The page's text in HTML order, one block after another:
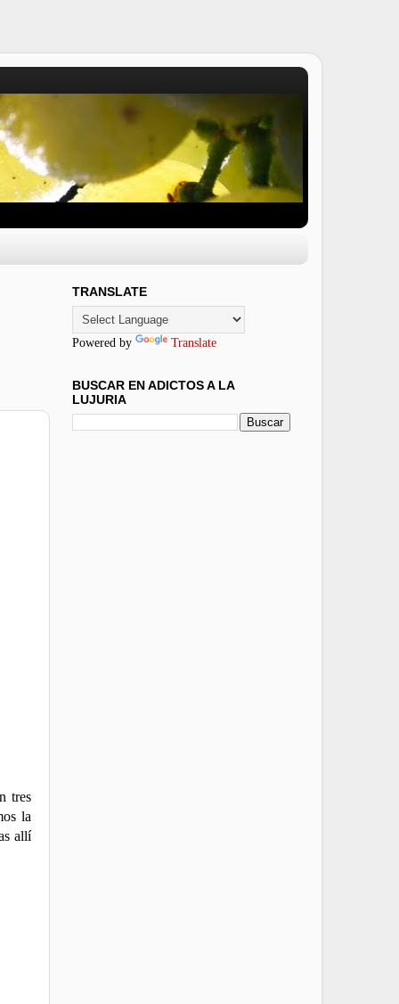
tres
la
allí
TRANSLATE
Powered by Translate
BUSCAR EN ADICTOS A LA
LUJURIA